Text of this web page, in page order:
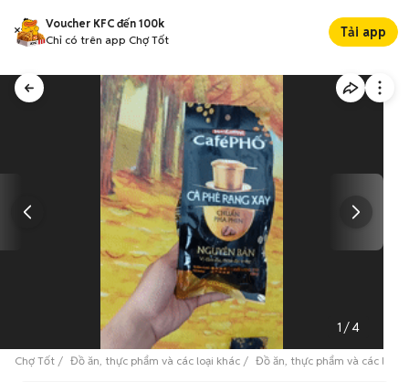
Voucher KFC đến 100k
Chỉ có trên app Chợ Tốt
Tải app
1 /4
Chợ Tốt Đồ ăn, thực phẩm và các loại khác Đồ ăn, thực phẩm và các loại